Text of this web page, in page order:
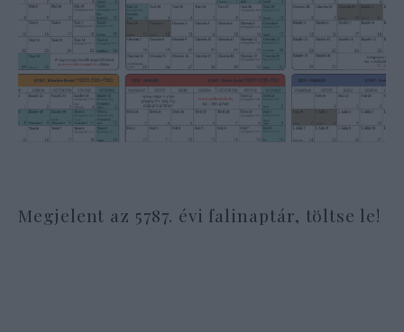
Megjelent az 5787. évi falinaptár, töltse le!